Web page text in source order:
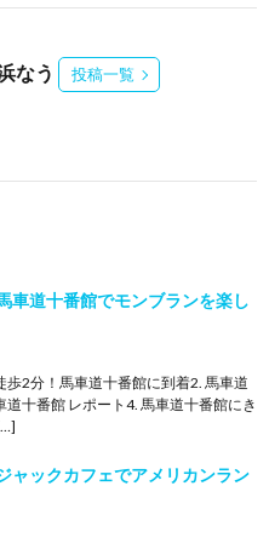
なう 投稿一覧
車道十番館でモンブランを楽し
歩2分！馬車道十番館に到着2. 馬車道
道十番館 レポート4. 馬車道十番館にき
ャックカフェでアメリカンラン